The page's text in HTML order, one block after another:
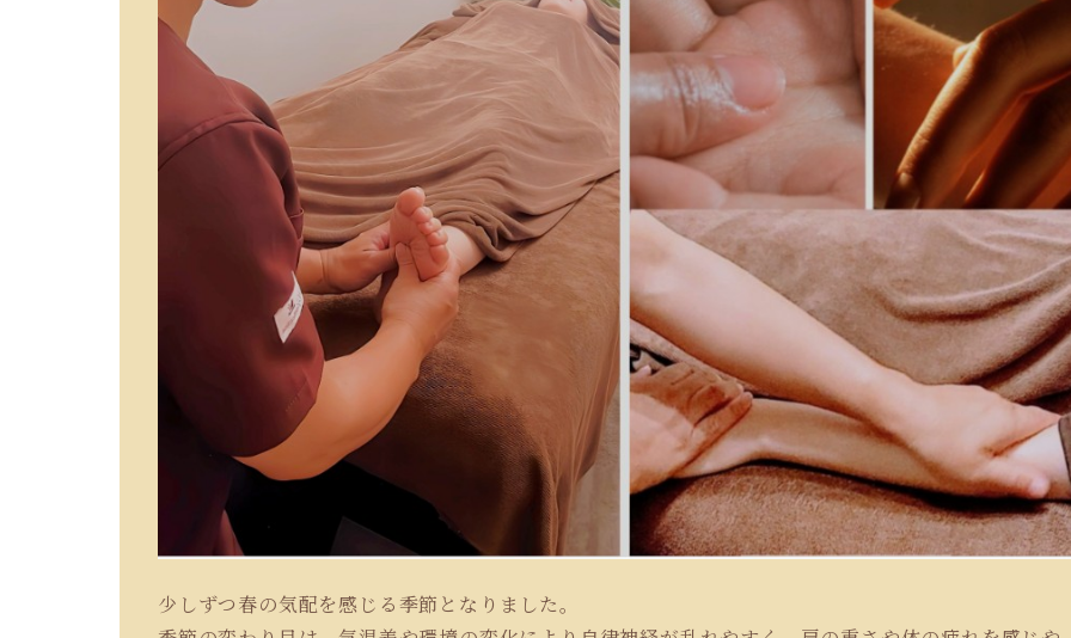
少しずつ春の気配を感じる季節となりました。